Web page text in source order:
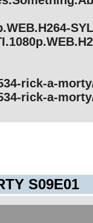
rick-a-
rick-a-
S09E01